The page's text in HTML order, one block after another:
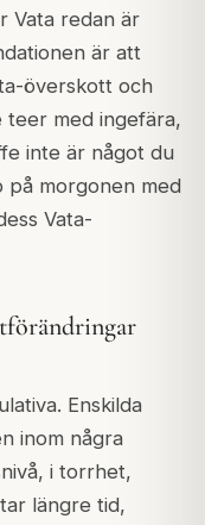
Vata redan är
är att
överskott och
teer med ingefära,
inte är något du
på morgonen med
Vata-
Enskilda
inom några
i torrhet,
längre tid,